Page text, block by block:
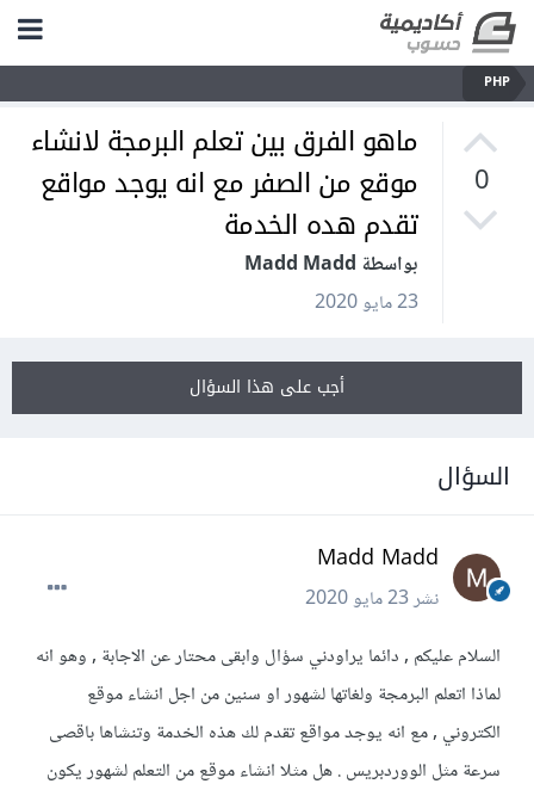
PHP
0
ماهو الفرق بين تعلم البرمجة لانشاء
موقع من الصفر مع انه يوجد مواقع
تقدم هده الخدمة
بواسطة Madd Madd
23 مايو 2020
أجب على هذا السؤال
السؤال
Madd Madd
نشر23 مايو 2020
السلام عليكم , دائما يراودني سؤال وابقى محتار عن الاجابة , وهو انه
لماذا اتعلم البرمجة ولغاتها لشهور او سنين من اجل انشاء موقع
الكتروني , مع انه يوجد مواقع تقدم لك هذه الخدمة وتنشاها باقصى
سرعة مثل الووردبريس . هل مثلا انشاء موقع من التعلم لشهور يكون